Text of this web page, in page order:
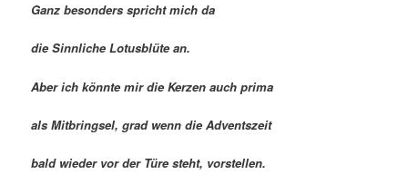
Ganz besonders spricht mich da
die Sinnliche Lotusblüte an.
Aber ich könnte mir die Kerzen auch prima
als Mitbringsel, grad wenn die Adventszeit
bald wieder vor der Türe steht, vorstellen.